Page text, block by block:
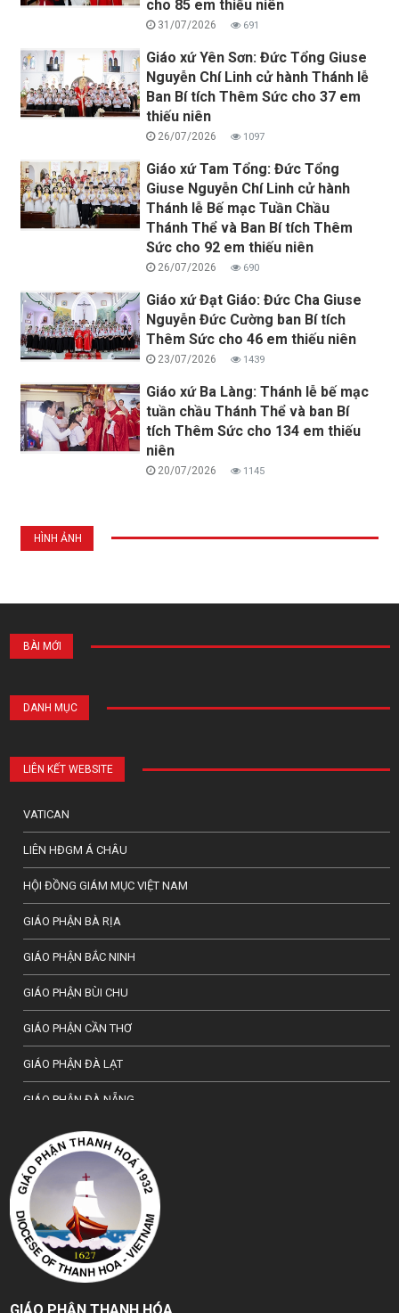
cho 85 em thiếu niên
31/07/2026 691
Giáo xứ Yên Sơn: Đức Tổng Giuse
Nguyễn Chí Linh cử hành Thánh lễ
Ban Bí tích Thêm Sức cho 37 em
thiếu niên
26/07/2026 1097
Giáo xứ Tam Tổng: Đức Tổng
Giuse Nguyễn Chí Linh cử hành
Thánh lễ Bế mạc Tuần Chầu
Thánh Thể và Ban Bí tích Thêm
Sức cho 92 em thiếu niên
26/07/2026 690
Giáo xứ Đạt Giáo: Đức Cha Giuse
Nguyễn Đức Cường ban Bí tích
Thêm Sức cho 46 em thiếu niên
23/07/2026 1439
Giáo xứ Ba Làng: Thánh lễ bế mạc
tuần chầu Thánh Thể và ban Bí
tích Thêm Sức cho 134 em thiếu
niên
20/07/2026 1145
HÌNH ẢNH
BÀI MỚI
DANH MỤC
LIÊN KẾT WEBSITE
VATICAN
LIÊN HĐGM Á CHÂU
HỘI ĐỒNG GIÁM MỤC VIỆT NAM
GIÁO PHẬN BÀ RỊA
GIÁO PHẬN BẮC NINH
GIÁO PHẬN BÙI CHU
GIÁO PHẬN CẦN THƠ
GIÁO PHẬN ĐÀ LẠT
GIÁO PHẬN ĐÀ NẴNG
TỔNG GIÁO PHẬN HÀ NỘI
GIÁO PHẬN HẢI PHÒNG
TỔNG GIÁO PHẬN HUẾ
GIÁO PHẬN HƯNG HOÁ
GIÁO PHẬN KON TUM
GIÁO PHẬN THANH HÓA